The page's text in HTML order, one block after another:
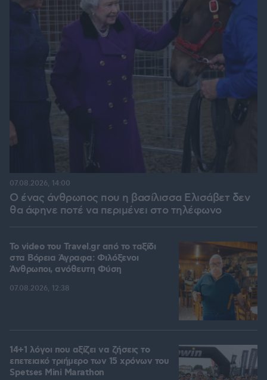
Ο ένας άνθρωπος που η βασίλισσα Ελισάβετ δεν
θα άφηνε ποτέ να περιμένει στο τηλέφωνο
07.08.2026, 14:00
To video του Travel.gr από το ταξίδι
στα Βόρεια Άγραφα: Φιλόξενοι
Άνθρωποι, ανόθευτη Φύση
07.08.2026, 12:38
14+1 λόγοι που αξίζει να ζήσεις το
επετειακό τριήμερο των 15 χρόνων του
Spetses Mini Marathon